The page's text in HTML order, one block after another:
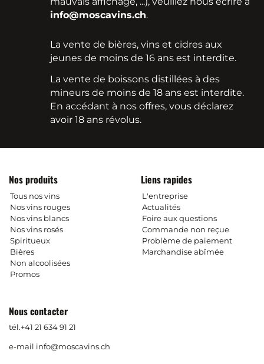
info@moscavins.ch.
La vente de bières, vins et cidres aux
jeunes de moins de 16 ans est interdite.
La vente de boissons distillées à des
mineurs de moins de 18 ans est interdite.
En accédant à nos offres, vous déclarez
avoir 18 ans révolus.
Nos produits
Tous nos vins
Nos vins rouges
Nos vins blancs
Nos vins rosés
Spiritueux
Bières
Non alcoolisées
Promos
Liens rapides
L'entreprise
Actualités
Foire aux questions
Commande non reçue
Problème de paiement
Marchandise abîmée
Nous contacter
tél.+41 21 634 91 21
e-mail info@moscavins.ch